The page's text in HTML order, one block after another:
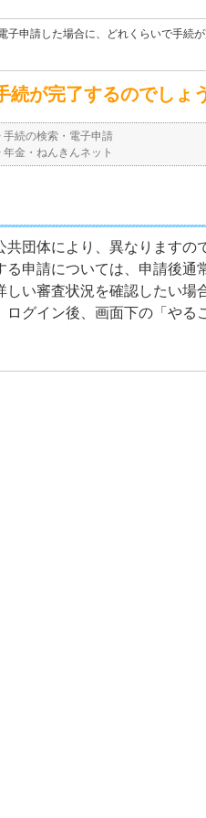
子申請した場合に、どれくらいで手続
続が完了するのでしょ
手続の検索・電子申請
年金・ねんきんネット
団体により、異なりますの
申請については、申請後通
い審査状況を確認したい場
グイン後、画面下の「やる